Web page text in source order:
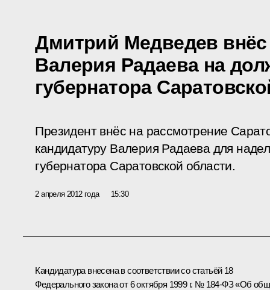
Дмитрий Медведев внёс
Валерия Радаева на
губернатора
Президент внёс на рассмотрение
кандидатуру Валерия Радаева для
губернатора Саратовской области.
2 апреля 2012 года 15:30
Кандидатура внесена в соответствии со статьёй 18
Федерального закона от 6 октября 1999 г. № 184-ФЗ «Об